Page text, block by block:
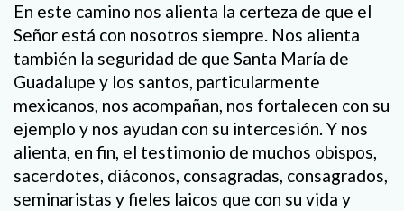
En este camino nos alienta la certeza de que el
Señor está con nosotros siempre. Nos alienta
también la seguridad de que Santa María de
Guadalupe y los santos, particularmente
mexicanos, nos acompañan, nos fortalecen con su
ejemplo y nos ayudan con su intercesión. Y nos
alienta, en fin, el testimonio de muchos obispos,
sacerdotes, diáconos, consagradas, consagrados,
seminaristas y fieles laicos que con su vida y